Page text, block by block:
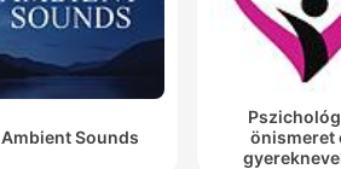
Ambient Sounds
önismeret